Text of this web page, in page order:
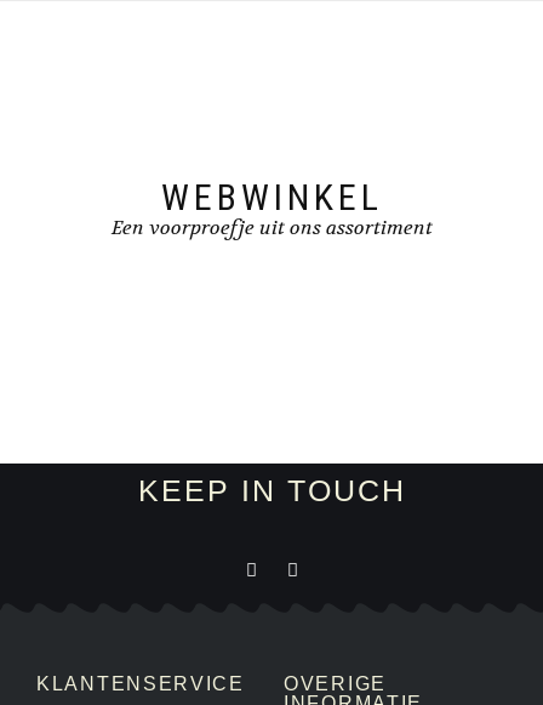
WEBWINKEL
Een voorproefje uit ons assortiment
KEEP IN TOUCH
KLANTENSERVICE
OVERIGE